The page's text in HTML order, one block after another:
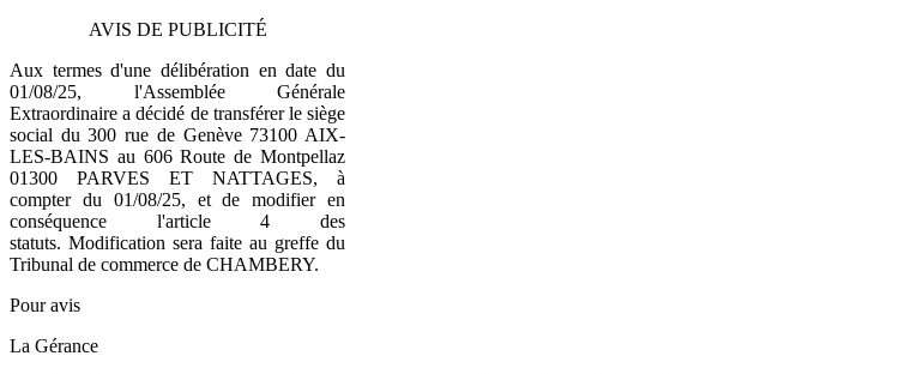
AVIS DE PUBLICITÉ
Aux termes d'une délibération en date du
01/08/25, l'Assemblée Générale
Extraordinaire a décidé de transférer le siège
social du 300 rue de Genève 73100 AIX-
LES-BAINS au 606 Route de Montpellaz
01300 PARVES ET NATTAGES, à
compter du 01/08/25, et de modifier en
conséquence l'article 4 des
statuts. Modification sera faite au greffe du
Tribunal de commerce de CHAMBERY.
Pour avis
La Gérance